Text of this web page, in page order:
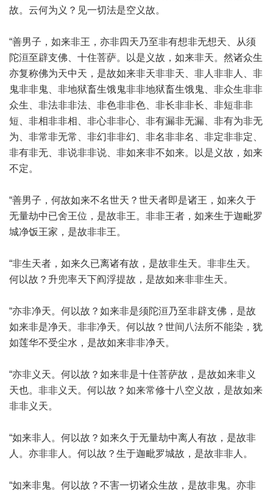
故。云何为义？见一切法是空义故。
“善男子，如来非王，亦非四天乃至非有想非无想天、从须
陀洹至辟支佛、十住菩萨。以是义故，如来非天。然诸众生
亦复称佛为天中天，是故如来非天非非天、非人非非人、非
鬼非非鬼、非地狱畜生饿鬼非非地狱畜生饿鬼、非众生非非
众生、非法非非法、非色非非色、非长非非长、非短非非
短、非相非非相、非心非非心、非有漏非无漏、非有为非无
为、非常非无常、非幻非非幻、非名非非名、非定非非定、
非有非无、非说非非说、非如来非不如来。以是义故，如来
不定。
“善男子，何故如来不名世天？世天者即是诸王，如来久于
无量劫中已舍王位，是故非王。非非王者，如来生于迦毗罗
城净饭王家，是故非非王。
“非生天者，如来久已离诸有故，是故非生天。非非生天。
何以故？升兜率天下阎浮提故，是故如来非非生天。
“亦非净天。何以故？如来非是须陀洹乃至非辟支佛，是故
如来非是净天。非非净天。何以故？世间八法所不能染，犹
如莲华不受尘水，是故如来非非净天。
“亦非义天。何以故？如来非是十住菩萨故，是故如来非义
天也。非非义天。何以故？如来常修十八空义故，是故如来
非非义天。
“如来非人。何以故？如来久于无量劫中离人有故，是故非
人。亦非非人。何以故？生于迦毗罗城故，是故非非人。
“如来非鬼。何以故？不害一切诸众生故，是故非鬼。亦非